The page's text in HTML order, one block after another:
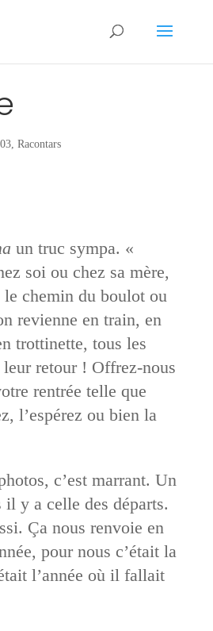
, Racontars
un truc sympa. «
soi ou chez sa mère,
le chemin du boulot ou
revienne en train, en
trottinette, tous les
retour ! Offrez-nous
rentrée telle que
l’espérez ou bien la
c’est marrant. Un
il y a celle des départs.
Ça nous renvoie en
pour nous c’était la
l’année où il fallait